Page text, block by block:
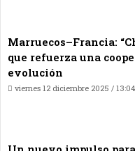
Marruecos–Francia:
que refuerza una
evolución
viernes 12 diciembre 2025 / 13:04